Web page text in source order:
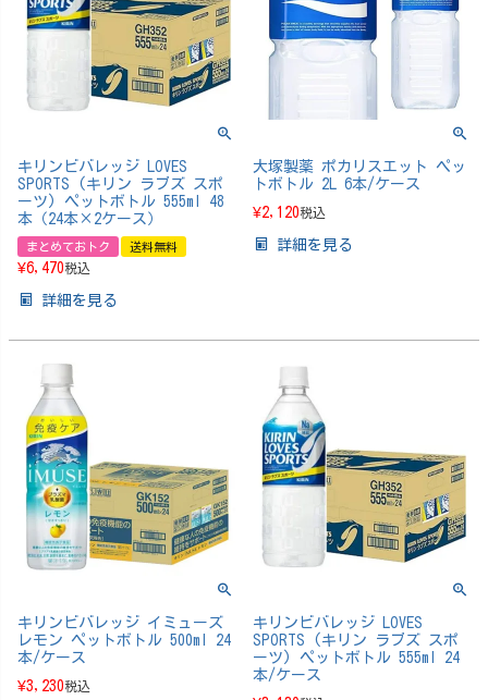
キリンビバレッジ LOVES
SPORTS (キリン ラブズ スポ
ーツ) ペットボトル 555ml 48
本（24本×2ケース）
まとめておトク 送料無料
¥6,470税込
詳細を見る
大塚製薬 ポカリスエット ペッ
トボトル 2L 6本/ケース
¥2,120税込
詳細を見る
キリンビバレッジ イミューズ
レモン ペットボトル 500ml 24
本/ケース
¥3,230税込
キリンビバレッジ LOVES
SPORTS (キリン ラブズ スポ
ーツ) ペットボトル 555ml 24
本/ケース